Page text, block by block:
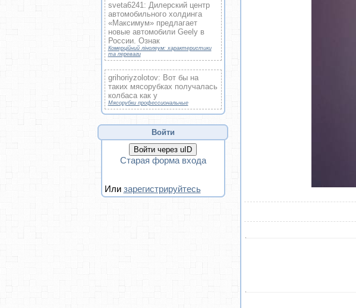
sveta6241: Дилерский центр
автомобильного холдинга
«Максимум» предлагает
новые автомобили Geely в
России. Ознак
Комерційний лінолеум: характеристики
та переваги
grihoriyzolotov: Вот бы на
таких мясорубках получалась
колбаса как у
Мясорубки профессиональные
Войти
Войти через uID
Старая форма входа
Или зарегистрируйтесь